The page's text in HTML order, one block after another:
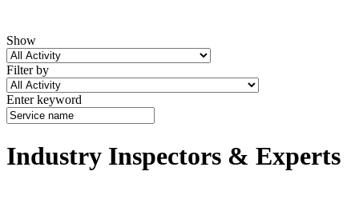
Show
Filter by
Enter keyword
Industry Inspectors & Experts